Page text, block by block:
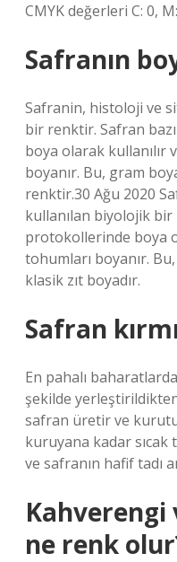
CMYK değerleri C: 0,
Safranın
Safranin, histoloji ve
bir renktir. Safran
boya olarak kullanılır
boyanır. Bu, gram
renktir.30 Ağu 2020
kullanılan biyolojik
protokollerinde boya
tohumları boyanır.
klasik zıt boyadır.
Safran
En pahalı
şekilde
safran üretir ve
kuruyana kadar
ve safranın hafif tadı
Kahverengi
ne renk